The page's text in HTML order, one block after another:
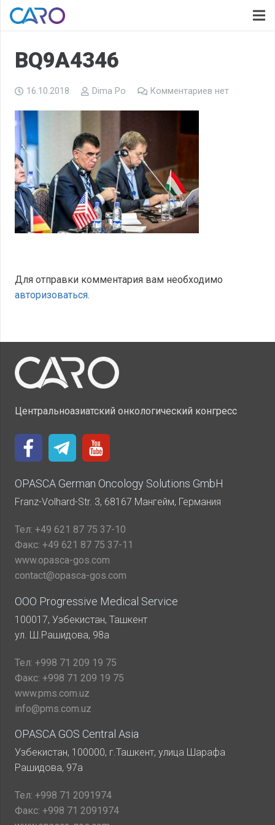
BQ9A4346
16.10.2018 Dima Po Комментариев нет
Для отправки комментария вам необходимо
авторизоваться.
Центральноазиатский онкологический конгресс
OPASCA German Oncology Solutions GmbH
Franz-Volhard-Str. 3, 68167 Мангейм, Германия
Тел: +49 621 87 75 37-10
Факс: +49 621 87 75 37-11
www.opasca-gos.com
contact@opasca-gos.com
ООО Progressive Medical Service
100017, Узбекистан, Ташкент
ул. Ш.Рашидова, 98а
Тел: +998 71 209 19 75
Факс: +998 71 209 19 75
www.pms.com.uz
info@pms.com.uz
OPASCA GOS Central Asia
Узбекистан, 100000, г.Ташкент, улица Шарафа
Рашидова, 97а
Тел: +998 71 2091974
Факс: +998 71 2091974